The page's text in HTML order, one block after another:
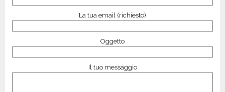
La tua email (richiesto)
Oggetto
Il tuo messaggio